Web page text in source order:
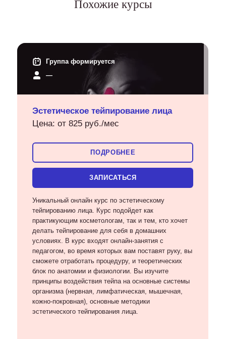
Похожие курсы
Группа формируется
—
Эстетическое тейпирование лица
Цена: от 825 руб./мес
ПОДРОБНЕЕ
ЗАПИСАТЬСЯ
Уникальный онлайн курс по эстетическому
тейпированию лица. Курс подойдет как
практикующим косметологам, так и тем, кто хочет
делать тейпирование для себя в домашних
условиях. В курс входят онлайн-занятия с
педагогом, во время которых вам поставят руку, вы
сможете отработать процедуру, и теоретических
блок по анатомии и физиологии. Вы изучите
принципы воздействия тейпа на основные системы
организма (нервная, лимфатическая, мышечная,
кожно-покровная), основные методики
эстетического тейпирования лица.